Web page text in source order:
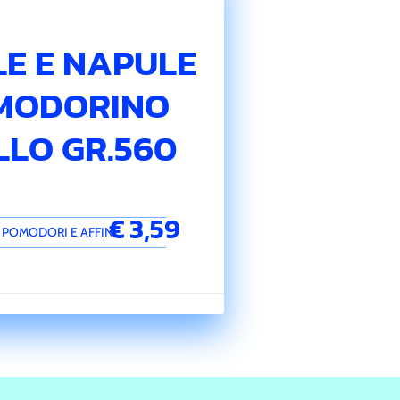
E NAPULE
GR.560
POMODORI E AFFINI€ 3,59